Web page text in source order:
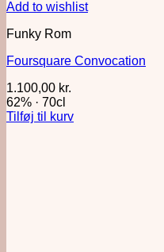
Add to wishlist
Funky Rom
Foursquare Convocation
1.100,00 kr.
62% · 70cl
Tilføj til kurv